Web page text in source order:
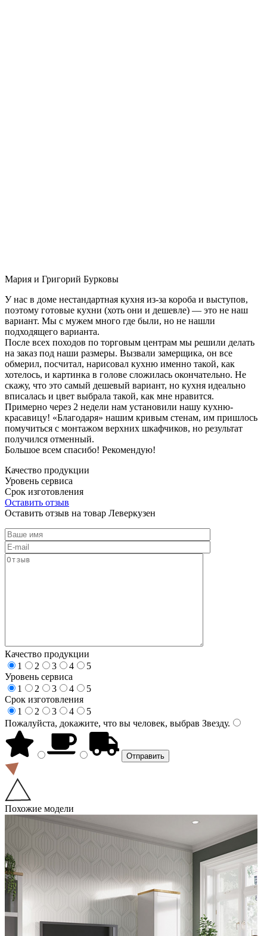
Мария и Григорий Бурковы
У нас в доме нестандартная кухня из-за короба и выступов,
поэтому готовые кухни (хоть они и дешевле) — это не наш
вариант. Мы с мужем много где были, но не нашли
подходящего варианта.
После всех походов по торговым центрам мы решили делать
на заказ под наши размеры. Вызвали замерщика, он все
обмерил, посчитал, нарисовал кухню именно такой, как
хотелось, и картинка в голове сложилась окончательно. Не
скажу, что это самый дешевый вариант, но кухня идеально
вписалась и цвет выбрала такой, как мне нравится.
Примерно через 2 недели нам установили нашу кухню-
красавицу! «Благодаря» нашим кривым стенам, им пришлось
помучиться с монтажом верхних шкафчиков, но результат
получился отменный.
Большое всем спасибо! Рекомендую!
Качество продукции
Уровень сервиса
Срок изготовления
Оставить отзыв
Оставить отзыв на товар Леверкузен
Качество продукции
1
2 3 4
5
Уровень сервиса
1
2 3 4
5
Срок изготовления
1
2 3 4
5
Пожалуйста, докажите, что вы человек, выбрав Звезду.
Похожие модели